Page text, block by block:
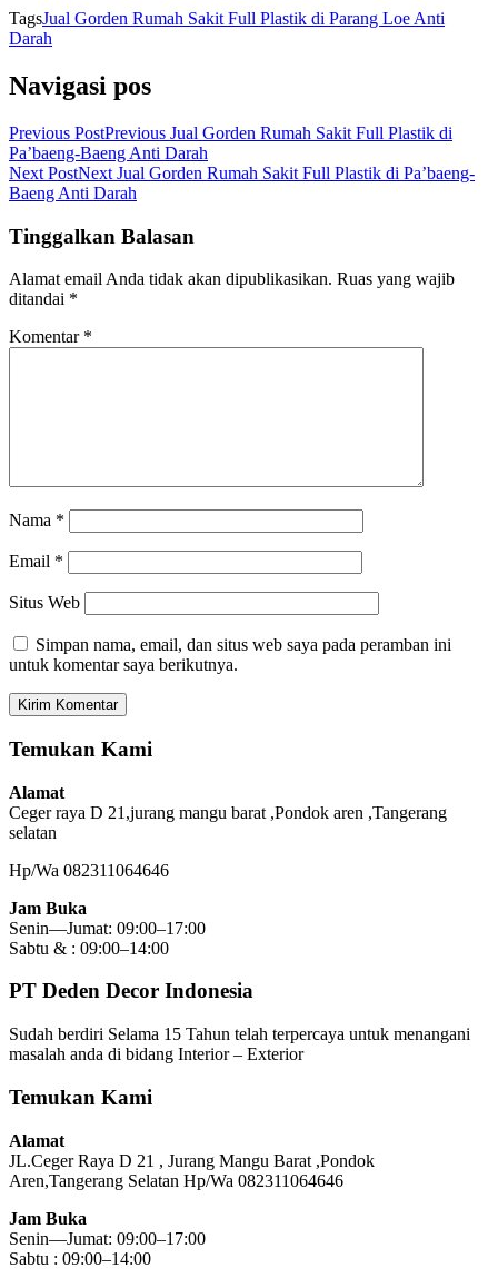
TagsJual Gorden Rumah Sakit Full Plastik di Parang Loe Anti
Darah
Navigasi pos
Previous PostPrevious Jual Gorden Rumah Sakit Full Plastik di
Pa’baeng-Baeng Anti Darah
Next PostNext Jual Gorden Rumah Sakit Full Plastik di Pa’baeng-
Baeng Anti Darah
Tinggalkan Balasan
Alamat email Anda tidak akan dipublikasikan. Ruas yang wajib
ditandai *
Komentar *
Nama *
Email *
Situs Web
Simpan nama, email, dan situs web saya pada peramban ini
untuk komentar saya berikutnya.
Temukan Kami
Alamat
Ceger raya D 21,jurang mangu barat ,Pondok aren ,Tangerang
selatan
Hp/Wa 082311064646
Jam Buka
Senin—Jumat: 09:00–17:00
Sabtu & : 09:00–14:00
PT Deden Decor Indonesia
Sudah berdiri Selama 15 Tahun telah terpercaya untuk menangani
masalah anda di bidang Interior – Exterior
Temukan Kami
Alamat
JL.Ceger Raya D 21 , Jurang Mangu Barat ,Pondok
Aren,Tangerang Selatan Hp/Wa 082311064646
Jam Buka
Senin—Jumat: 09:00–17:00
Sabtu : 09:00–14:00